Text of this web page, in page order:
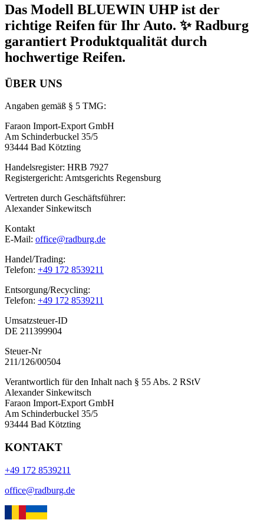
Das Modell BLUEWIN UHP ist der
richtige Reifen für Ihr Auto. ✨ Radburg
garantiert Produktqualität durch
hochwertige Reifen.
ÜBER UNS
Angaben gemäß § 5 TMG:
Faraon Import-Export GmbH
Am Schinderbuckel 35/5
93444 Bad Kötzting
Handelsregister: HRB 7927
Registergericht: Amtsgerichts Regensburg
Vertreten durch Geschäftsführer:
Alexander Sinkewitsch
Kontakt
E-Mail: office@radburg.de
Handel/Trading:
Telefon: +49 172 8539211
Entsorgung/Recycling:
Telefon: +49 172 8539211
Umsatzsteuer-ID
DE 211399904
Steuer-Nr
211/126/00504
Verantwortlich für den Inhalt nach § 55 Abs. 2 RStV
Alexander Sinkewitsch
Faraon Import-Export GmbH
Am Schinderbuckel 35/5
93444 Bad Kötzting
KONTAKT
+49 172 8539211
office@radburg.de